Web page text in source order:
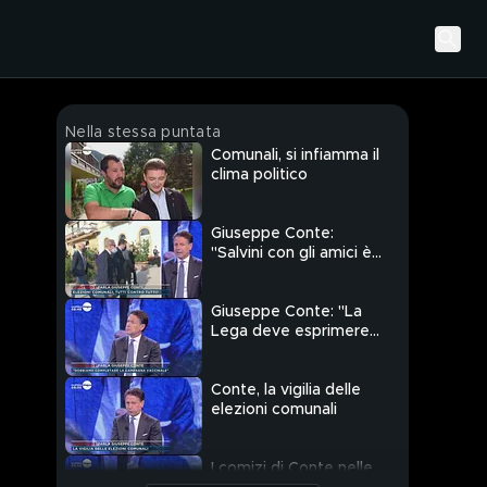
Nella stessa puntata
Comunali, si infiamma il
clima politico
Giuseppe Conte:
"Salvini con gli amici è
Giuseppe Conte: "La
Lega deve esprimere
Conte, la vigilia delle
elezioni comunali
I comizi di Conte nelle